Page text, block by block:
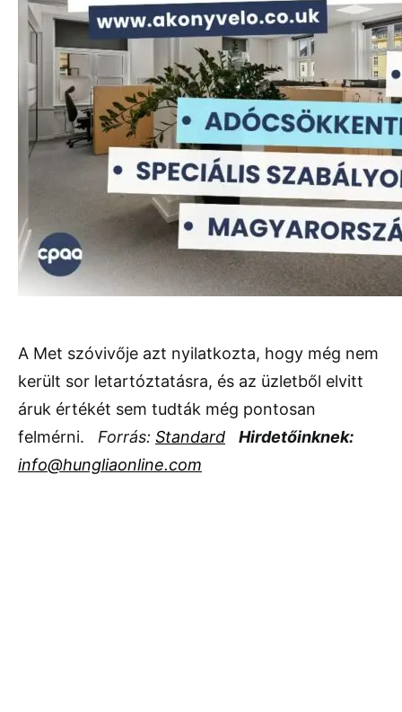
A Met szóvivője azt nyilatkozta, hogy még nem
került sor letartóztatásra, és az üzletből elvitt
áruk értékét sem tudták még pontosan
felmérni. Forrás: Standard
Hirdetőinknek:
info@hungliaonline.com